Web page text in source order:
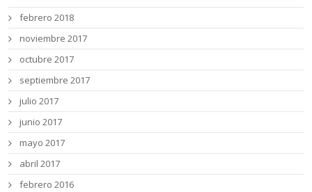
febrero 2018
noviembre 2017
octubre 2017
septiembre 2017
julio 2017
junio 2017
mayo 2017
abril 2017
febrero 2016